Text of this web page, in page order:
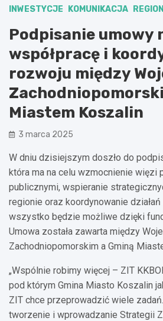
INWESTYCJE KOMUNIKACJA REGION
Podpisanie umowy
współpracę i
rozwoju między
Miastem Koszalin
3 marca 2025
W dniu dzisiejszym doszło do
która ma na celu wzmocnienie więzi
publicznymi, wspieranie
regionie oraz koordynowanie
wszystko będzie możliwe dzięki
Umowa została zawarta między
Zachodniopomorskim a Gminą
„Wspólnie robimy więcej – ZIT
pod którym Gmina Miasto Koszalin
ZIT chce przeprowadzić wiele
tworzenie i wprowadzanie Strategii